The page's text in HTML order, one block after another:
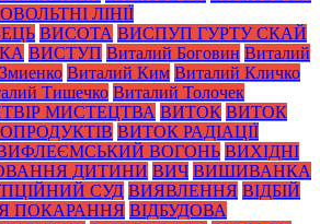
ЛІНІЇ
ВИСОТА ВИСПУП ГУРТУ СКАЙ
ВИСТУП Виталий Боговин Виталий
Виталий Ким Виталий Кличко
Тишечко Виталий Толочек
МИСТЕЦТВА ВИТОК ВИТОК
ВИТОК РАДІАЦІЇ
ВОГОНЬ ВИХІДНІ
ДИТИНИ ВИЧ ВИШИВАНКА
СУД ВИЯВЛЕННЯ ВІДБІЙ
ПОКАРАННЯ ВІДБУДОВА